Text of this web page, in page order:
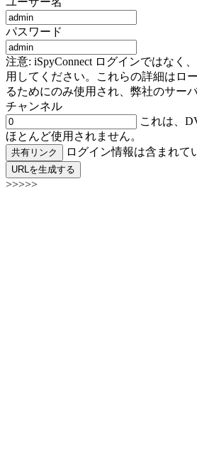
パスワード
注意: iSpyConnect ログインではなく
用してください。これらの詳細はロ
るためにのみ使用され、弊社のサー
チャンネル
これは、
ほとんど使用されません。
共有リンク ログイン情報は含まれて
URLを生成する
>>>>>